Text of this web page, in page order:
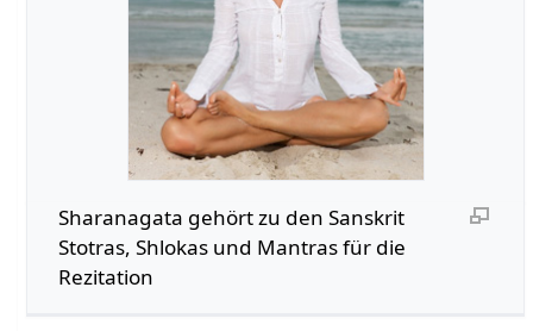
Sharanagata gehört zu den Sanskrit
Stotras, Shlokas und Mantras für die
Rezitation